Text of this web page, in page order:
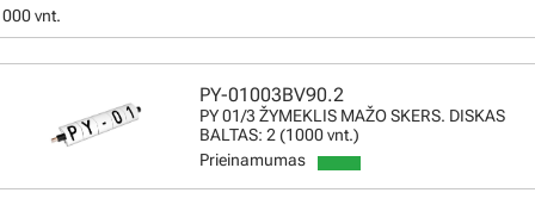
vnt.
PY-01003BV90.2
PY 01/3 ŽYMEKLIS MAŽO SKERS. DISKAS
BALTAS: 2 (1000 vnt.)
Prieinamumas